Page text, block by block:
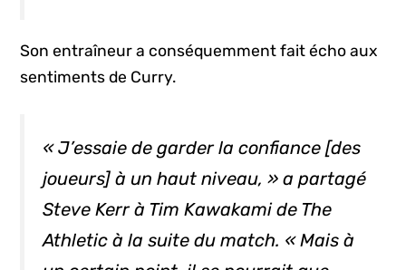
Son entraîneur a conséquemment fait écho aux
sentiments de Curry.
« J’essaie de garder la confiance [des
joueurs] à un haut niveau, » a partagé
Steve Kerr à Tim Kawakami de The
Athletic à la suite du match. « Mais à